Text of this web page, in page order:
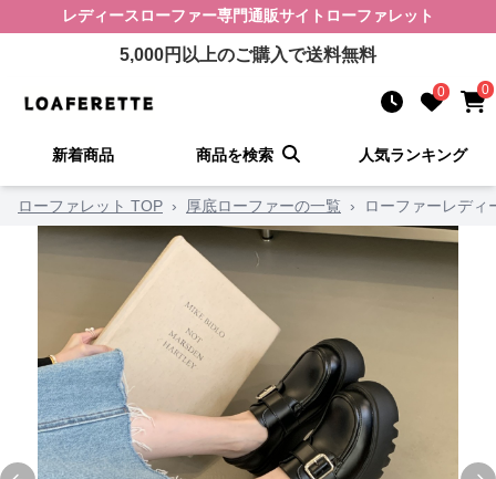
レディースローファー専門通販サイト ローファレット
5,000円以上のご購入で送料無料
0 0
新着商品 商品を検索 人気ランキング
ローファレット TOP › 厚底ローファーの一覧 › ローファーレディ